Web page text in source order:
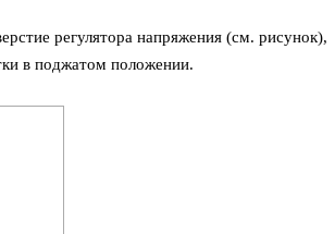
регулятора напряжения (см. рисунок),
в поджатом положении.